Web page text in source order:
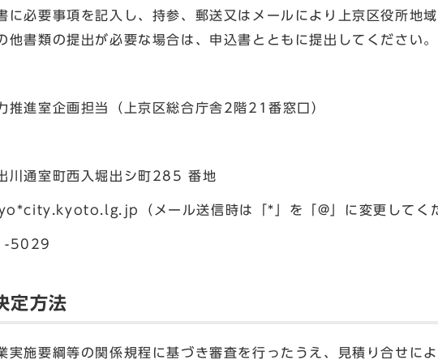
必要事項を記入し、持参、郵送又はメールにより上京区役所地
他書類の提出が必要な場合は、申込書とともに提出してください。
推進室企画担当（上京区総合庁舎2階21番窓口）
川通室町西入堀出シ町285 番地
（メール送信時は「*」を「@」に変更してく
5029
定方法
施要綱等の関係規程に基づき審査を行ったうえ、見積り合せに